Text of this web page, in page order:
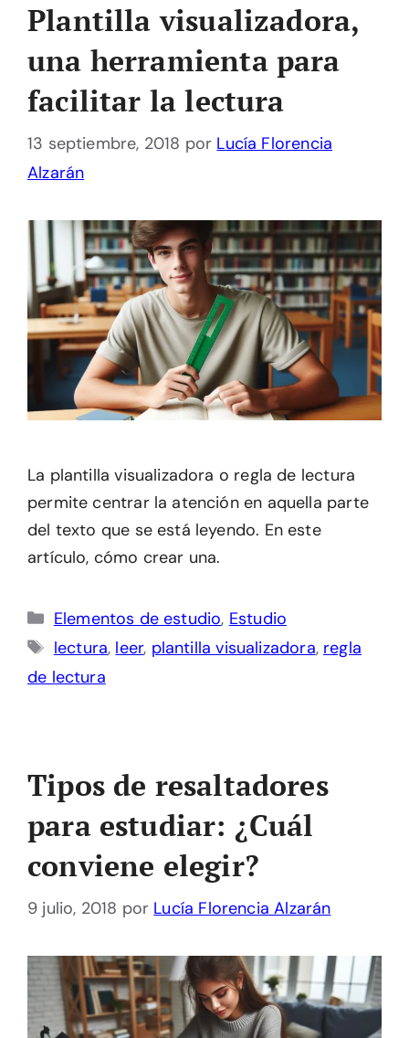
Plantilla visualizadora,
una herramienta para
facilitar la lectura
13 septiembre, 2018 por Lucía Florencia
Alzarán
La plantilla visualizadora o regla de lectura
permite centrar la atención en aquella parte
del texto que se está leyendo. En este
artículo, cómo crear una.
Categorías
Elementos de estudio, Estudio
Etiquetas
lectura, leer, plantilla visualizadora, regla
de lectura
Tipos de resaltadores
para estudiar: ¿Cuál
conviene elegir?
9 julio, 2018 por Lucía Florencia Alzarán